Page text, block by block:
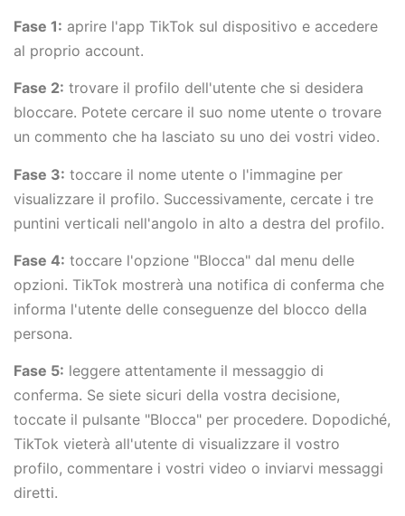
Fase 1: aprire l'app TikTok sul dispositivo e accedere
al proprio account.
Fase 2: trovare il profilo dell'utente che si desidera
bloccare. Potete cercare il suo nome utente o trovare
un commento che ha lasciato su uno dei vostri video.
Fase 3: toccare il nome utente o l'immagine per
visualizzare il profilo. Successivamente, cercate i tre
puntini verticali nell'angolo in alto a destra del profilo.
Fase 4: toccare l'opzione "Blocca" dal menu delle
opzioni. TikTok mostrerà una notifica di conferma che
informa l'utente delle conseguenze del blocco della
persona.
Fase 5: leggere attentamente il messaggio di
conferma. Se siete sicuri della vostra decisione,
toccate il pulsante "Blocca" per procedere. Dopodiché,
TikTok vieterà all'utente di visualizzare il vostro
profilo, commentare i vostri video o inviarvi messaggi
diretti.